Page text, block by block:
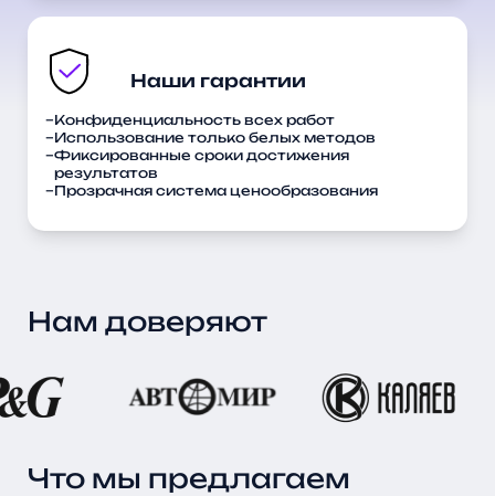
Конфиденциальность всех работ
Использование только белых методов
Фиксированные сроки достижения
результатов
Прозрачная система ценообразования
Нам доверяют
Что мы предлагаем